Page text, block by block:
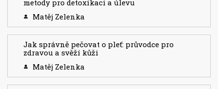
metody pro detoxikaci a úlevu
Matěj Zelenka
Jak správně pečovat o pleť: průvodce pro
zdravou a svěží kůži
Matěj Zelenka